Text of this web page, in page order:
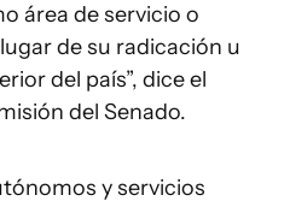
área de servicio o
de su radicación u
del país”, dice el
del Senado.
y servicios